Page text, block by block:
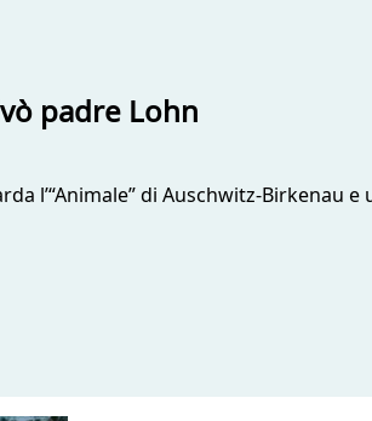
padre Lohn
l’“Animale” di Auschwitz-Birkenau e